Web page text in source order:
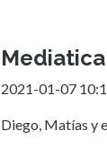
2021-01-07
Diego, Matías y